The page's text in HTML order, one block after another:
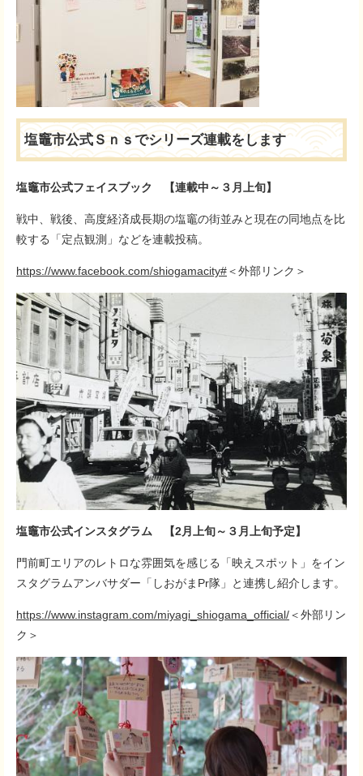
塩竈市公式Ｓｎｓでシリーズ連載をします
塩竈市公式フェイスブック 【連載中～３月上旬】
戦中、戦後、高度経済成長期の塩竈の街並みと現在の同地点を比
較する「定点観測」などを連載投稿。
https://www.facebook.com/shiogamacity#＜外部リンク＞
塩竈市公式インスタグラム 【2月上旬～３月上旬予定】
門前町エリアのレトロな雰囲気を感じる「映えスポット」をイン
スタグラムアンバサダー「しおがまPr隊」と連携し紹介します。​
https://www.instagram.com/miyagi_shiogama_official/＜外部リン
ク＞